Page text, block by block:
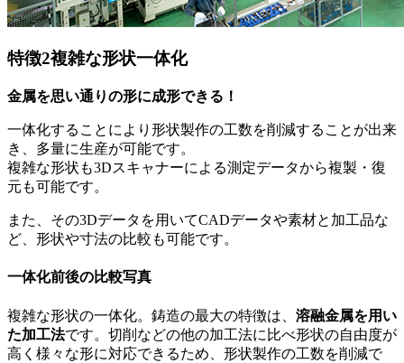
特徴2複雑な形状一体化
金属を思い通りの形に成形できる！
一体化することにより形状製作の工数を削減することが出来
き、多量に生産が可能です。
複雑な形状も3Dスキャナーによる測定データから複製・復
元も可能です。
また、その3Dデータを用いてCADデータや素材と加工品な
ど、形状や寸法の比較も可能です。
一体化前後の比較写真
複雑な形状の一体化。鋳造の最大の特徴は、 溶融金属を用い
た加工法です。切削などの他の加工法に比べ形状の自由度が
高く様々な形に対応できるため、形状製作の工数を削減で